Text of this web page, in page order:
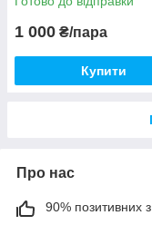
1 000 ₴/пара
Купити
Про нас
90% позитивних з